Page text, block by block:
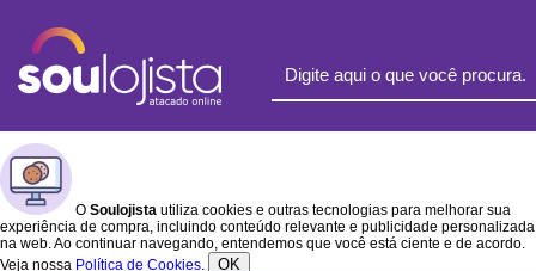
O Soulojista utiliza cookies e outras tecnologias para melhorar sua
experiência de compra, incluindo conteúdo relevante e publicidade personalizada
na web. Ao continuar navegando, entendemos que você está ciente e de acordo.
Veja nossa Política de Cookies. OK